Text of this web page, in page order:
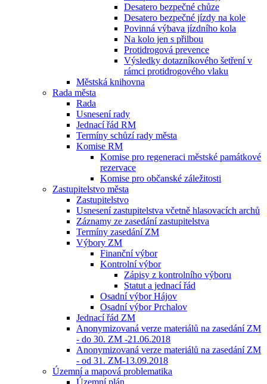
Desatero bezpečné chůze
Desatero bezpečné jízdy na kole
Povinná výbava jízdního kola
Na kolo jen s přilbou
Protidrogová prevence
Výsledky dotazníkového šetření v
rámci protidrogového vlaku
Městská knihovna
Rada města
Rada
Usnesení rady
Jednací řád RM
Termíny schůzí rady města
Komise RM
Komise pro regeneraci městské památkové
rezervace
Komise pro občanské záležitosti
Zastupitelstvo města
Zastupitelstvo
Usnesení zastupitelstva včetně hlasovacích archů
Záznamy ze zasedání zastupitelstva
Termíny zasedání ZM
Výbory ZM
Finanční výbor
Kontrolní výbor
Zápisy z kontrolního výboru
Statut a jednací řád
Osadní výbor Hájov
Osadní výbor Prchalov
Jednací řád ZM
Anonymizovaná verze materiálů na zasedání ZM
- do 30. ZM -21.06.2018
Anonymizovaná verze materiálů na zasedání ZM
- od 31. ZM-13.09.2018
Územní a mapová problematika
Územní plán